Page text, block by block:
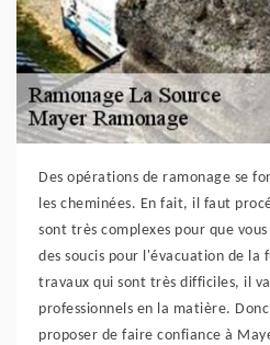
Des opérations de ramonage se
les cheminées. En fait, il faut
sont très complexes pour que
des soucis pour l'évacuation de la
travaux qui sont très difficiles, il
professionnels en la matière.
proposer de faire confiance à